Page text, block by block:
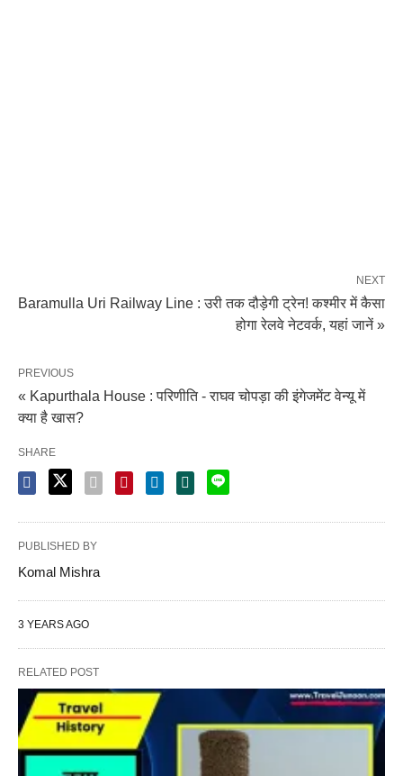
NEXT
Baramulla Uri Railway Line : उरी तक दौड़ेगी ट्रेन! कश्मीर में कैसा
होगा रेलवे नेटवर्क, यहां जानें »
PREVIOUS
« Kapurthala House : परिणीति - राघव चोपड़ा की इंगेजमेंट वेन्यू में
क्या है खास?
SHARE
PUBLISHED BY
Komal Mishra
3 YEARS AGO
RELATED POST